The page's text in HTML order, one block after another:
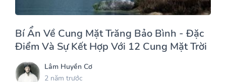
Bí Ẩn Về Cung Mặt Trăng Bảo Bình - Đặc
Điểm Và Sự Kết Hợp Với 12 Cung Mặt Trời
Lâm Huyền Cơ
2 năm trước